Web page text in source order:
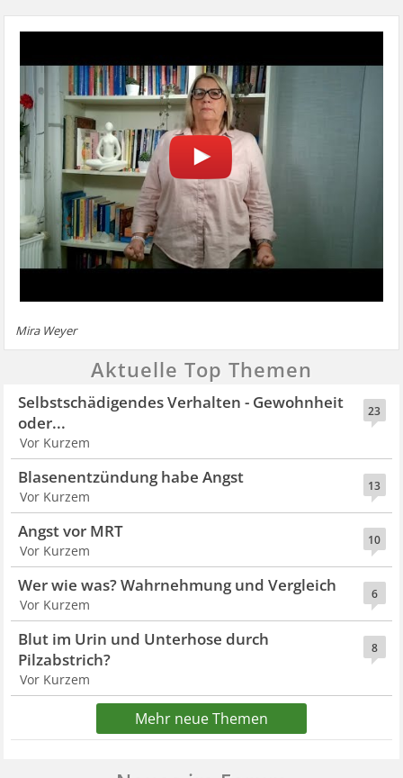
Mira Weyer
Aktuelle Top Themen
23
Selbstschädigendes Verhalten - Gewohnheit
oder...
Vor Kurzem
13
Blasenentzündung habe Angst
Vor Kurzem
10
Angst vor MRT
Vor Kurzem
6
Wer wie was? Wahrnehmung und Vergleich
Vor Kurzem
8
Blut im Urin und Unterhose durch
Pilzabstrich?
Vor Kurzem
Mehr neue Themen